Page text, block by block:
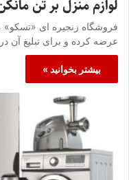
لوازم منزل بر تن
عرضه کرده و برای تبلیغ آن
بیشتر بخوانید »